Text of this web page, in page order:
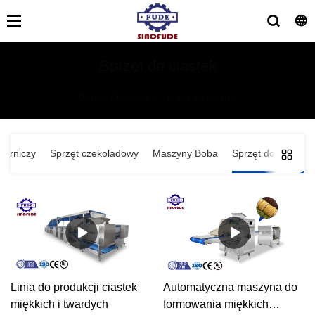
Sprzęt czekoladowy Maszyny Boba Sprzęt do ciastek
Linia do produkcji ciastek
miękkich i twardych
Automatyczna maszyna do
formowania miękkich